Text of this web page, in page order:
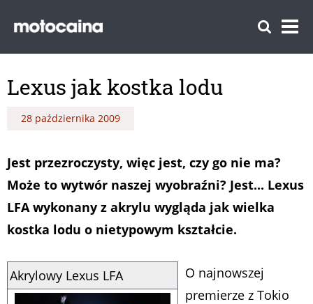
Lexus jak kostka lodu
28 października 2009
Jest przezroczysty, więc jest, czy go nie ma?
Może to wytwór naszej wyobraźni? Jest... Lexus
LFA wykonany z akrylu wygląda jak wielka
kostka lodu o nietypowym kształcie.
Akrylowy Lexus LFA
O najnowszej
premierze z Tokio